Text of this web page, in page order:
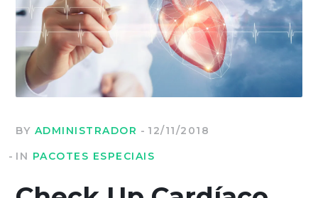
BY ADMINISTRADOR
12/11/2018
IN PACOTES ESPECIAIS